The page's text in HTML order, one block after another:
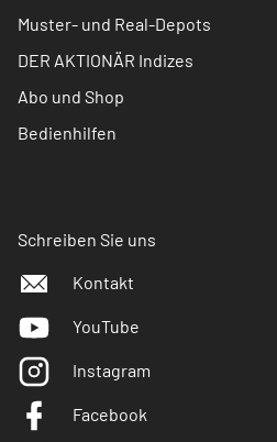
Muster- und Real-Depots
DER AKTIONÄR Indizes
Abo und Shop
Bedienhilfen
Schreiben Sie uns
Kontakt
YouTube
Instagram
Facebook